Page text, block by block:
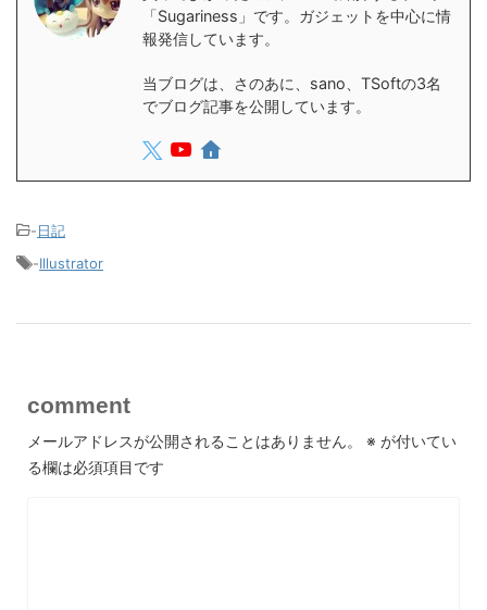
「Sugariness」です。ガジェットを中心に情
報発信しています。
当ブログは、さのあに、sano、TSoftの3名
でブログ記事を公開しています。
-日記
-Illustrator
comment
メールアドレスが公開されることはありません。 ※ が付いてい
る欄は必須項目です